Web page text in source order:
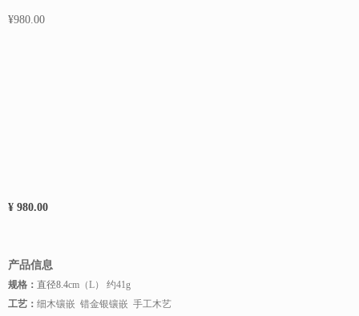
¥980.00
¥ 980.00
产品信息
规格： 直径8.4cm（L） 约41g
工艺： 细木镶嵌 错金银镶嵌 手工木艺